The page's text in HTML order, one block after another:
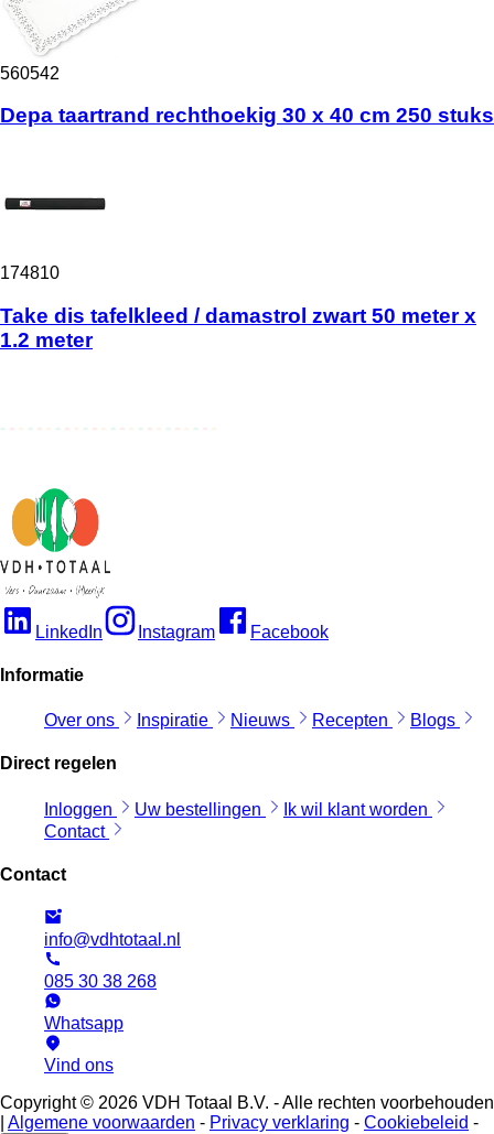
560542
Depa taartrand rechthoekig 30 x 40 cm 250 stuks
174810
Take dis tafelkleed / damastrol zwart 50 meter x
1.2 meter
LinkedIn Instagram Facebook
Informatie
Over ons Inspiratie Nieuws Recepten Blogs
Direct regelen
Inloggen Uw bestellingen
Ik wil klant worden
Contact
Contact
info@vdhtotaal.nl
085 30 38 268
Whatsapp
Vind ons
Copyright © 2026 VDH Totaal B.V. - Alle rechten voorbehouden
Algemene voorwaarden - Privacy verklaring - Cookiebeleid -